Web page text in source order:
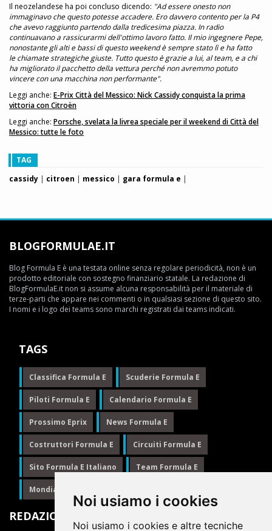
Noi usiamo i cookies
Noi usiamo i cookies e altre tecniche
Il neozelandese ha poi concluso dicendo: "Ad essere onesto non
immaginavo che questo potesse accadere. Ero davvero contento per la P4
che avevo raggiunto partendo dalla tredicesima piazza. In radio
continuavano a rassicurarmi dell'ottimo lavoro fatto. Il mio ingegnere Pepe,
nonostante gli alti e bassi di questo weekend è sempre stato lì e ha fatto
le chiamate strategiche giuste. Tutto questo è grazie a lui, al team, e a chi
ha migliorato il pacchetto della vettura perché non avremmo potuto
vincere con una macchina non performante".
Leggi anche: E-Prix Città del Messico: Nick Cassidy conquista la prima
vittoria con Citroën
Leggi anche: Porsche, svelata la livrea speciale per il weekend di Città del
Messico: tutte le foto
TAG
cassidy | citroen | messico | gara formula e |
BLOGFORMULAE.IT
Blog Formula E è una testata online senza regolare periodicità, non è un
prodotto editoriale con sostegno finanziario statale. La redazione di
BlogFormulaE.it non si assume alcuna responsabilità per il materiale di
terze-parti che appare nei commenti o in qualsiasi sezione di questo sito.
I nomi e i logo dei teams sono marchi registrati dai teams indicati.
TAGS
Classifica Formula E Scuderie Formula E
Piloti Formula E Calendario Formula E
Prossimo Eprix News Formula E
Costruttori Formula E Circuiti Formula E
Sito Formula E Italiano Team Formula E
Mondiale Formula E
REDAZIONE